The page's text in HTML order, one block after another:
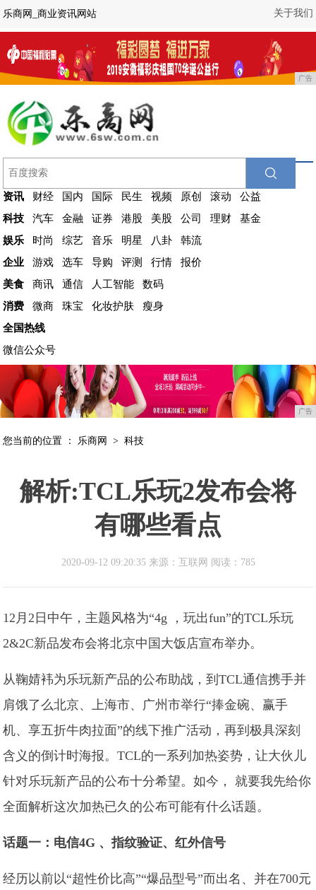
关于我们
乐商网_商业资讯网站
广告
资讯 财经 国内 国际 民生 视频 原创 滚动
公益
科技
汽车 金融 证券 港股 美股 公司 理财
基金
娱乐
时尚 综艺 音乐 明星 八卦
韩流
企业
游戏 选车 导购 评测 行情
报价
美食
商讯 通信 人工智能
数码
消费
微商 珠宝 化妆护肤
瘦身
全国热线
微信公众号
广告
您当前的位置 ： 乐商网 >科技
解析:TCL乐玩2发布会将
有哪些看点
2020-09-12 09:20:35 来源：互联网 阅读：785
12月2日中午，主题风格为“4g ，玩出fun”的TCL乐玩
2&2C新品发布会将北京中国大饭店宣布举办。
从鞠婧袆为乐玩新产品的公布助战，到TCL通信携手并
肩饿了么北京、上海市、广州市举行“捧金碗、赢手
机、享五折牛肉拉面”的线下推广活动，再到极具深刻
含义的倒计时海报。TCL的一系列加热姿势，让大伙儿
针对乐玩新产品的公布十分希望。如今， 就要我先给你
全面解析这次加热已久的公布可能有什么话题。
话题一：电信4G 、指纹验证、红外信号
经历以前以“超性价比高”“爆品型号”而出名、并在700元